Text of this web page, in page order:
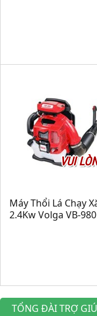
VUI
Máy Thổi Lá Chạy
2.4Kw Volga VB-980
TỔNG ĐÀI TRỢ